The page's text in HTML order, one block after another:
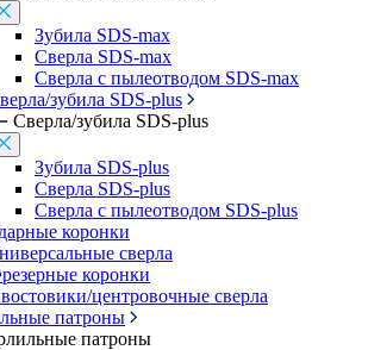
Зубила SDS-max
Сверла SDS-max
Сверла с пылеотводом SDS-max
зубила SDS-plus
Сверла/зубила SDS-plus
Зубила SDS-plus
Сверла SDS-plus
Сверла с пылеотводом SDS-plus
коронки
сверла
коронки
центровочные сверла
патроны
патроны